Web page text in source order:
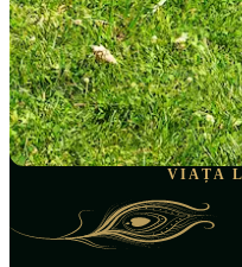
La Școala de Vară HeraVIAȚA